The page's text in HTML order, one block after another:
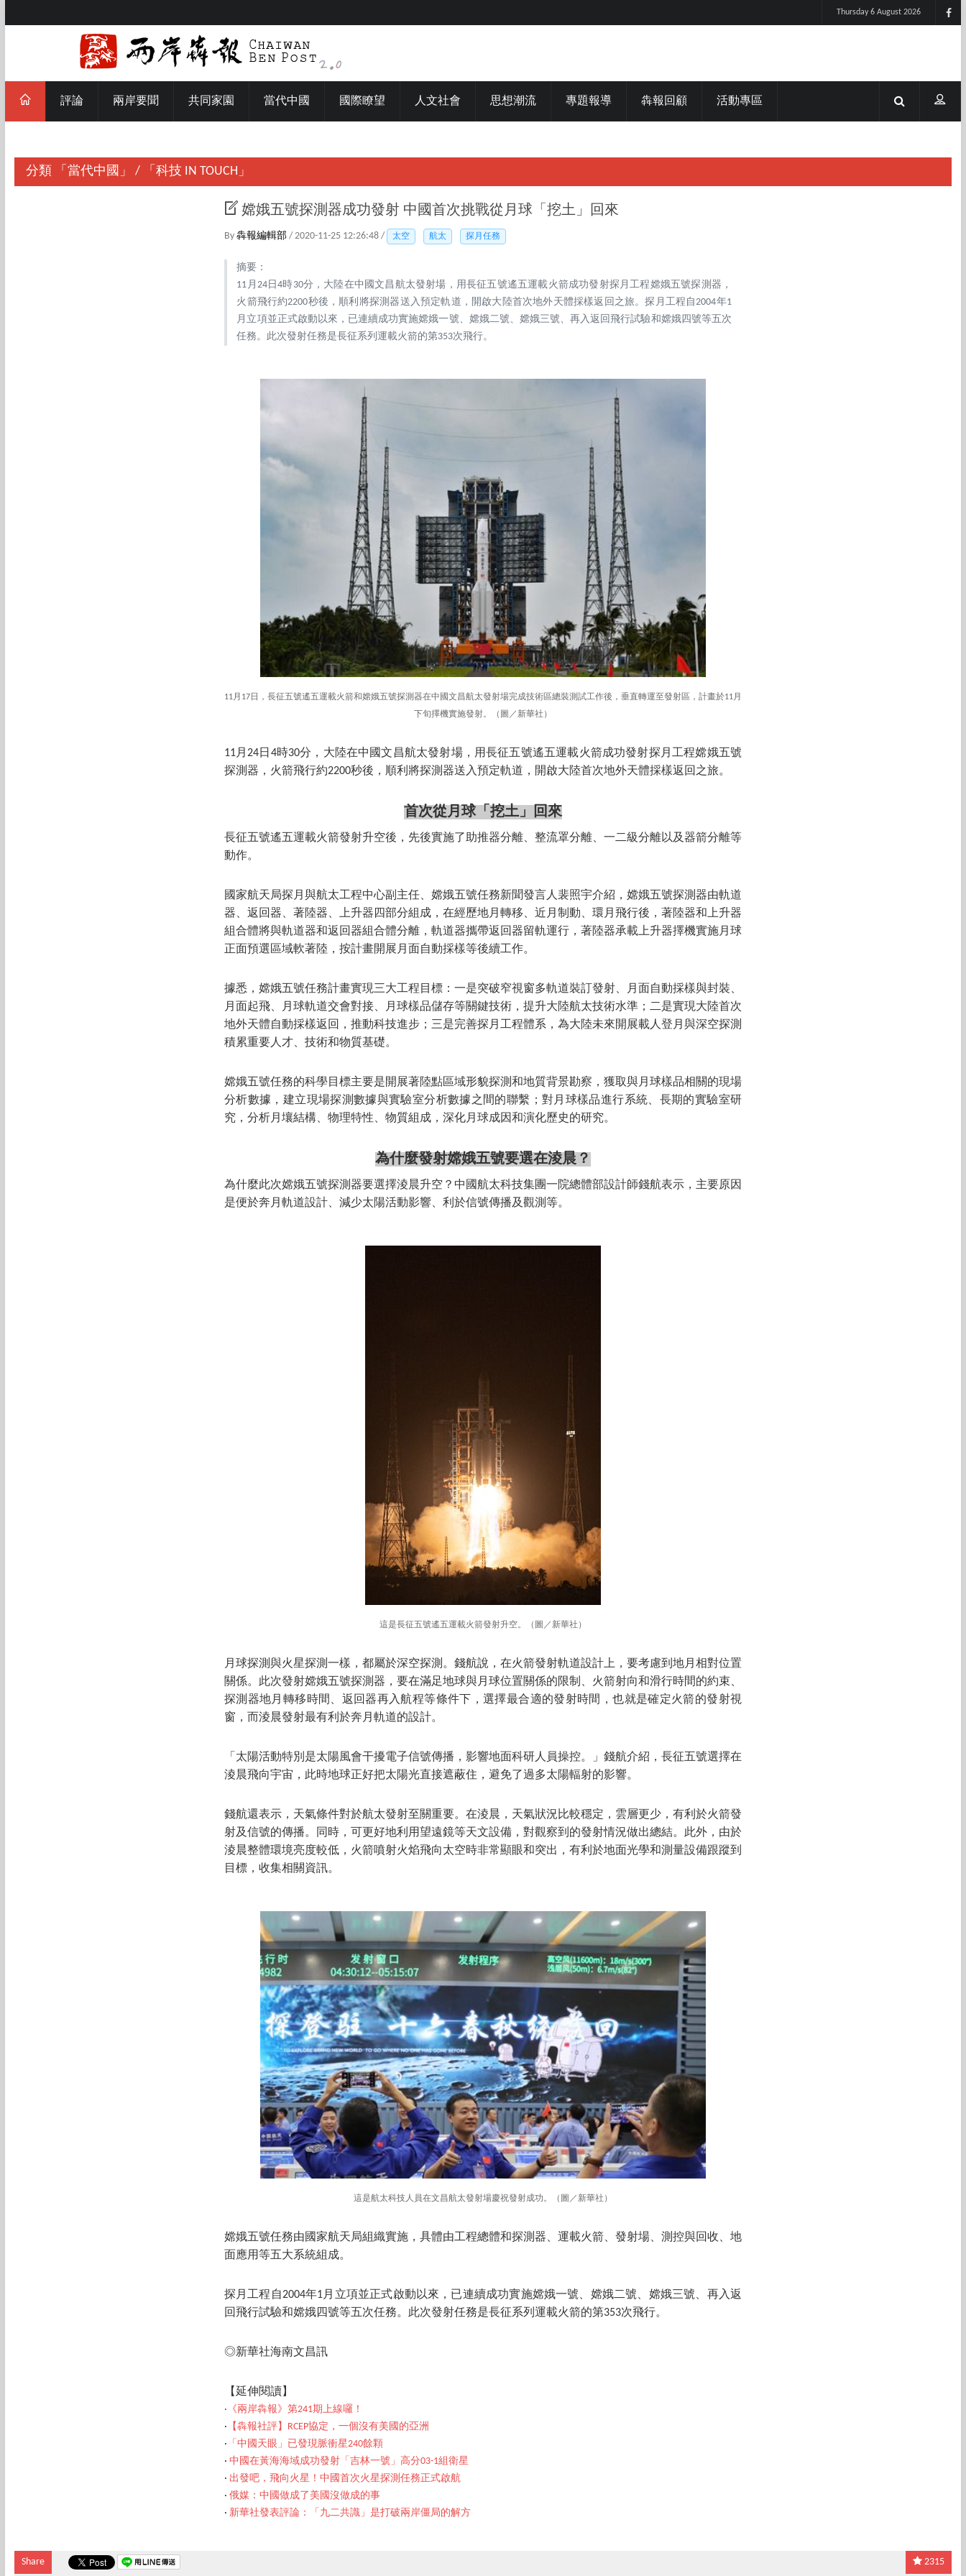
Thursday 6 August 2026
評論 兩岸要聞 共同家園 當代中國 國際瞭望 人文社會 思想潮流 專題報導 犇報回顧 活動專區
分類 「當代中國」 / 「科技 IN TOUCH」
嫦娥五號探測器成功發射 中國首次挑戰從月球「挖土」回來
By 犇報編輯部 / 2020-11-25 12:26:48 / 太空 航太 探月任務
摘要：
11月24日4時30分，大陸在中國文昌航太發射場，用長征五號遙五運載火箭成功發射探月工程嫦娥五號探測器，
火箭飛行約2200秒後，順利將探測器送入預定軌道，開啟大陸首次地外天體採樣返回之旅。探月工程自2004年1
月立項並正式啟動以來，已連續成功實施嫦娥一號、嫦娥二號、嫦娥三號、再入返回飛行試驗和嫦娥四號等五次
任務。此次發射任務是長征系列運載火箭的第353次飛行。
11月17日，長征五號遙五運載火箭和嫦娥五號探測器在中國文昌航太發射場完成技術區總裝測試工作後，垂直轉運至發射區，計畫於11月
下旬擇機實施發射。（圖／新華社）
11月24日4時30分，大陸在中國文昌航太發射場，用長征五號遙五運載火箭成功發射探月工程嫦娥五號
探測器，火箭飛行約2200秒後，順利將探測器送入預定軌道，開啟大陸首次地外天體採樣返回之旅。
首次從月球「挖土」回來
長征五號遙五運載火箭發射升空後，先後實施了助推器分離、整流罩分離、一二級分離以及器箭分離等
動作。
國家航天局探月與航太工程中心副主任、嫦娥五號任務新聞發言人裴照宇介紹，嫦娥五號探測器由軌道
器、返回器、著陸器、上升器四部分組成，在經歷地月轉移、近月制動、環月飛行後，著陸器和上升器
組合體將與軌道器和返回器組合體分離，軌道器攜帶返回器留軌運行，著陸器承載上升器擇機實施月球
正面預選區域軟著陸，按計畫開展月面自動採樣等後續工作。
據悉，嫦娥五號任務計畫實現三大工程目標：一是突破窄視窗多軌道裝訂發射、月面自動採樣與封裝、
月面起飛、月球軌道交會對接、月球樣品儲存等關鍵技術，提升大陸航太技術水準；二是實現大陸首次
地外天體自動採樣返回，推動科技進步；三是完善探月工程體系，為大陸未來開展載人登月與深空探測
積累重要人才、技術和物質基礎。
嫦娥五號任務的科學目標主要是開展著陸點區域形貌探測和地質背景勘察，獲取與月球樣品相關的現場
分析數據，建立現場探測數據與實驗室分析數據之間的聯繫；對月球樣品進行系統、長期的實驗室研
究，分析月壤結構、物理特性、物質組成，深化月球成因和演化歷史的研究。
為什麼發射嫦娥五號要選在淩晨？
為什麼此次嫦娥五號探測器要選擇淩晨升空？中國航太科技集團一院總體部設計師錢航表示，主要原因
是便於奔月軌道設計、減少太陽活動影響、利於信號傳播及觀測等。
這是長征五號遙五運載火箭發射升空。（圖／新華社）
月球探測與火星探測一樣，都屬於深空探測。錢航說，在火箭發射軌道設計上，要考慮到地月相對位置
關係。此次發射嫦娥五號探測器，要在滿足地球與月球位置關係的限制、火箭射向和滑行時間的約束、
探測器地月轉移時間、返回器再入航程等條件下，選擇最合適的發射時間，也就是確定火箭的發射視
窗，而淩晨發射最有利於奔月軌道的設計。
「太陽活動特別是太陽風會干擾電子信號傳播，影響地面科研人員操控。」錢航介紹，長征五號選擇在
淩晨飛向宇宙，此時地球正好把太陽光直接遮蔽住，避免了過多太陽輻射的影響。
錢航還表示，天氣條件對於航太發射至關重要。在淩晨，天氣狀況比較穩定，雲層更少，有利於火箭發
射及信號的傳播。同時，可更好地利用望遠鏡等天文設備，對觀察到的發射情況做出總結。此外，由於
淩晨整體環境亮度較低，火箭噴射火焰飛向太空時非常顯眼和突出，有利於地面光學和測量設備跟蹤到
目標，收集相關資訊。
這是航太科技人員在文昌航太發射場慶祝發射成功。（圖／新華社）
嫦娥五號任務由國家航天局組織實施，具體由工程總體和探測器、運載火箭、發射場、測控與回收、地
面應用等五大系統組成。
探月工程自2004年1月立項並正式啟動以來，已連續成功實施嫦娥一號、嫦娥二號、嫦娥三號、再入返
回飛行試驗和嫦娥四號等五次任務。此次發射任務是長征系列運載火箭的第353次飛行。
◎新華社海南文昌訊
【延伸閱讀】
‧ 《兩岸犇報》第241期上線囉！
‧ 【犇報社評】RCEP協定，一個沒有美國的亞洲
‧ 「中國天眼」已發現脈衝星240餘顆
‧ 中國在黃海海域成功發射「吉林一號」高分03-1組衛星
‧ 出發吧，飛向火星！中國首次火星探測任務正式啟航
‧ 俄媒：中國做成了美國沒做成的事
‧ 新華社發表評論：「九二共識」是打破兩岸僵局的解方
Share 2315